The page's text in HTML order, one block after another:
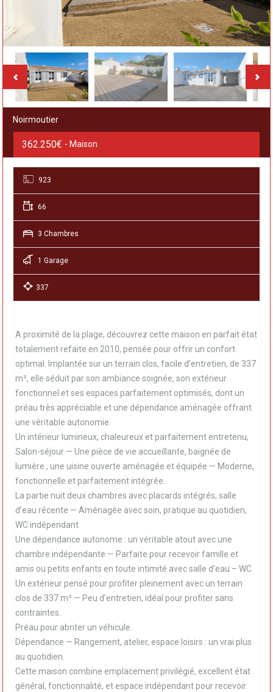
Noirmoutier
362.250€ - Maison
923
66
3 Chambres
1 Garage
337
A proximité de la plage, découvrez cette maison en parfait état
totalement refaite en 2010, pensée pour offrir un confort
optimal. Implantée sur un terrain clos, facile d’entretien, de 337
m², elle séduit par son ambiance soignée, son extérieur
fonctionnel et ses espaces parfaitement optimisés, dont un
préau très appréciable et une dépendance aménagée offrant
une véritable autonomie.
Un intérieur lumineux, chaleureux et parfaitement entretenu,
Salon-séjour — Une pièce de vie accueillante, baignée de
lumière , une uisine ouverte aménagée et équipée — Moderne,
fonctionnelle et parfaitement intégrée.
La partie nuit deux chambres avec placards intégrés, salle
d’eau récente — Aménagée avec soin, pratique au quotidien,
WC indépendant
Une dépendance autonome : un véritable atout avec une
chambre indépendante — Parfaite pour recevoir famille et
amis ou petits enfants en toute intimité avec salle d’eau – WC
Un extérieur pensé pour profiter pleinement avec un terrain
clos de 337 m² — Peu d’entretien, idéal pour profiter sans
contraintes.
Préau pour abriter un véhicule.
Dépendance — Rangement, atelier, espace loisirs : un vrai plus
au quotidien.
Cette maison combine emplacement privilégié, excellent état
général, fonctionnalité, et espace indépendant pour recevoir.